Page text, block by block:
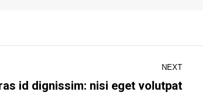
NEXT
id dignissim: nisi eget volutpat